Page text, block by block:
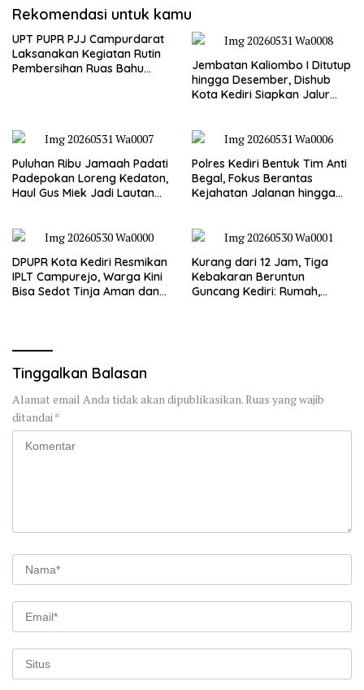
Rekomendasi untuk kamu
UPT PUPR PJJ Campurdarat
Laksanakan Kegiatan Rutin
Pembersihan Ruas Bahu
Jembatan Kaliombo I Ditutup
hingga Desember, Dishub
Kota Kediri Siapkan Jalur
Puluhan Ribu Jamaah Padati
Padepokan Loreng Kedaton,
Haul Gus Miek Jadi Lautan
Polres Kediri Bentuk Tim Anti
Begal, Fokus Berantas
Kejahatan Jalanan hingga
DPUPR Kota Kediri Resmikan
IPLT Campurejo, Warga Kini
Bisa Sedot Tinja Aman dan
Kurang dari 12 Jam, Tiga
Kebakaran Beruntun
Guncang Kediri: Rumah,
Tinggalkan Balasan
Alamat email Anda tidak akan dipublikasikan.Ruas yang wajib
ditandai *